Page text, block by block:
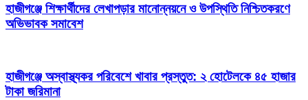
হাজীগঞ্জে শিক্ষার্থীদের লেখাপড়ার মানোন্নয়নে ও উপস্থিতি নিশ্চিতকরণে
অভিভাবক সমাবেশ
হাজীগঞ্জে অস্বাস্থ্যকর পরিবেশে খাবার প্রস্তুত: ২ হোটেলকে ৪৫ হাজার
টাকা জরিমানা